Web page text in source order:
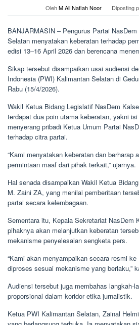
OlehM Ali Nafiah Noor Diposting
BANJARMASIN – Pengurus Partai
Selatan menyatakan keberatan terhadap
edisi 13–16 April 2026 dan berencana
Sikap tersebut disampaikan usai audiensi
Indonesia (PWI) Kalimantan Selatan di
Rabu (15/4/2026).
Wakil Ketua Bidang Legislatif NasDem
terdapat dua poin utama keberatan, yakni
menyerang pribadi Ketua Umum Partai
terhadap citra partai.
“Kami menyatakan keberatan dan berharap
permintaan maaf dari pihak terkait,” ujarnya.
Hal senada disampaikan Wakil Ketua
M. Zaini ZA, yang menilai pemberitaan
partai secara kelembagaan.
Sementara itu, Kepala Sekretariat NasDem
pihaknya akan melanjutkan keberatan
mekanisme penyelesaian sengketa pers.
“Kami akan menyampaikan secara resmi
diproses sesuai mekanisme yang berlaku,”
Audiensi tersebut juga membahas langkah-
proporsional dalam koridor etika jurnalistik.
Ketua PWI Kalimantan Selatan, Zainal